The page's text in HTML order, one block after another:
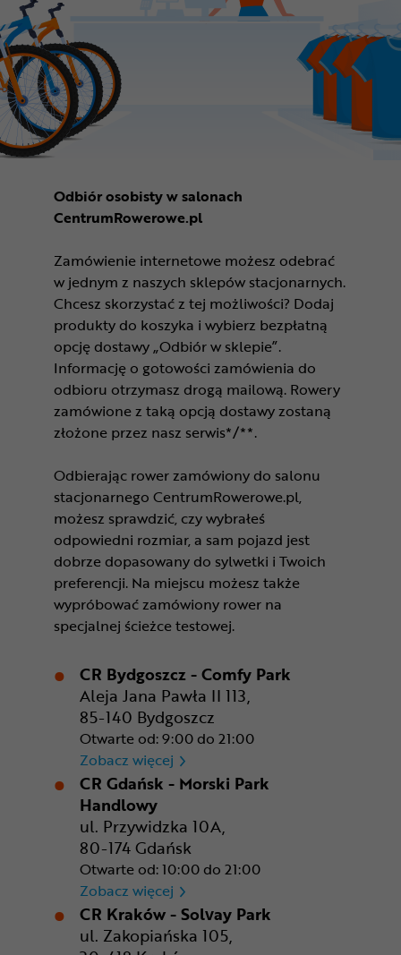
Odbiór osobisty w salonach
CentrumRowerowe.pl
Zamówienie internetowe możesz odebrać
w jednym z naszych sklepów stacjonarnych.
Chcesz skorzystać z tej możliwości? Dodaj
produkty do koszyka i wybierz bezpłatną
opcję dostawy „Odbiór w sklepie”.
Informację o gotowości zamówienia do
odbioru otrzymasz drogą mailową. Rowery
zamówione z taką opcją dostawy zostaną
złożone przez nasz serwis*/**.
Odbierając rower zamówiony do salonu
stacjonarnego CentrumRowerowe.pl,
możesz sprawdzić, czy wybrałeś
odpowiedni rozmiar, a sam pojazd jest
dobrze dopasowany do sylwetki i Twoich
preferencji. Na miejscu możesz także
wypróbować zamówiony rower na
specjalnej ścieżce testowej.
CR Bydgoszcz - Comfy Park
Aleja Jana Pawła II 113,
85-140 Bydgoszcz
Otwarte od: 9:00 do 21:00
Zobacz więcej CR Bydgoszcz - Comfy Park
CR Gdańsk - Morski Park
Handlowy
ul. Przywidzka 10A,
80-174 Gdańsk
Otwarte od: 10:00 do 21:00
Zobacz więcej CR Gdańsk - Morski Park
CR Kraków - Solvay Park
ul. Zakopiańska 105,